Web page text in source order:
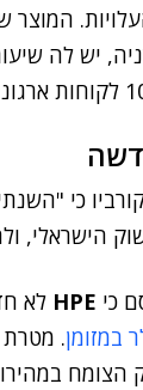
כי
הישראלי,
כי HPE לא